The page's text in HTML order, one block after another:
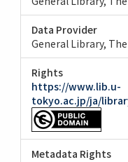
Data Provider
General Library,
Rights
https://www.lib.u-
tokyo.ac.jp/ja/
Metadata Rights